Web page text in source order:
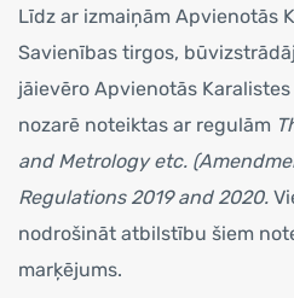
Līdz ar izmaiņām Apvienotās
Savienības tirgos,
jāievēro Apvienotās
nozarē noteiktas ar regulām
and Metrology etc.
Regulations 2019 and 2020.
nodrošināt atbilstību šiem
marķējums.